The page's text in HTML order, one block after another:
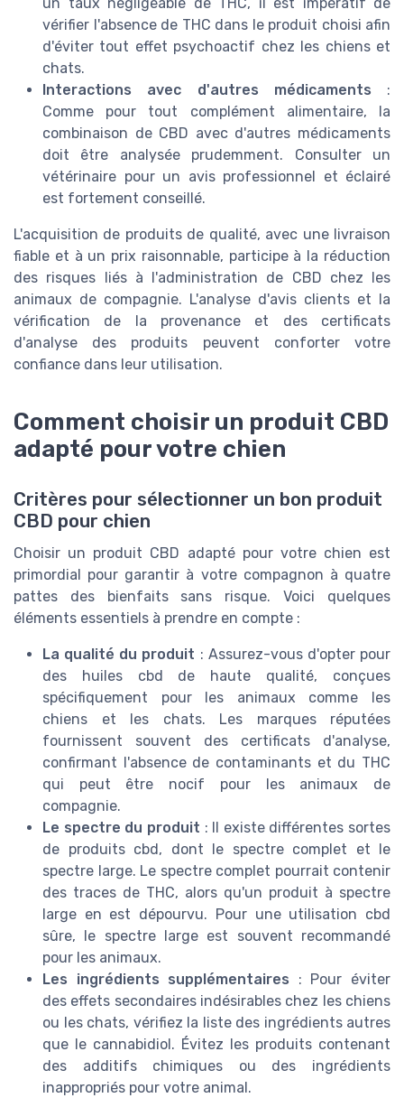
vérifier l'absence de THC dans le produit choisi afin
d'éviter tout effet psychoactif chez les chiens et
chats.
Interactions avec d'autres médicaments :
Comme pour tout complément alimentaire, la
combinaison de CBD avec d'autres médicaments
doit être analysée prudemment. Consulter un
vétérinaire pour un avis professionnel et éclairé
est fortement conseillé.
L'acquisition de produits de qualité, avec une livraison
fiable et à un prix raisonnable, participe à la réduction
des risques liés à l'administration de CBD chez les
animaux de compagnie. L'analyse d'avis clients et la
vérification de la provenance et des certificats
d'analyse des produits peuvent conforter votre
confiance dans leur utilisation.
Comment choisir un produit CBD
adapté pour votre chien
Critères pour sélectionner un bon produit
CBD pour chien
Choisir un produit CBD adapté pour votre chien est
primordial pour garantir à votre compagnon à quatre
pattes des bienfaits sans risque. Voici quelques
éléments essentiels à prendre en compte :
La qualité du produit : Assurez-vous d'opter pour
des huiles cbd de haute qualité, conçues
spécifiquement pour les animaux comme les
chiens et les chats. Les marques réputées
fournissent souvent des certificats d'analyse,
confirmant l'absence de contaminants et du THC
qui peut être nocif pour les animaux de
compagnie.
Le spectre du produit : Il existe différentes sortes
de produits cbd, dont le spectre complet et le
spectre large. Le spectre complet pourrait contenir
des traces de THC, alors qu'un produit à spectre
large en est dépourvu. Pour une utilisation cbd
sûre, le spectre large est souvent recommandé
pour les animaux.
Les ingrédients supplémentaires : Pour éviter
des effets secondaires indésirables chez les chiens
ou les chats, vérifiez la liste des ingrédients autres
que le cannabidiol. Évitez les produits contenant
des additifs chimiques ou des ingrédients
inappropriés pour votre animal.